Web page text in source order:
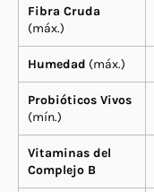
Fibra Cruda
(máx.)
Humedad (máx.)
Probióticos Vivos
(mín.)
Vitaminas del
Complejo B